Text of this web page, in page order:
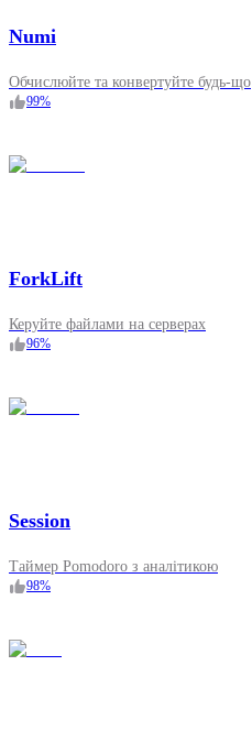
Numi
Обчислюйте та конвертуйте будь-що
99%
ForkLift
Керуйте файлами на серверах
96%
Session
Таймер Pomodoro з аналітикою
98%